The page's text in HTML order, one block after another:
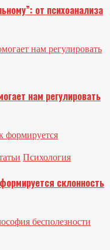
от психоанализа
нам регулировать
Психология
склонность